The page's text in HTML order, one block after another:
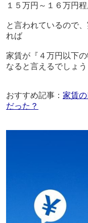
１５万円～１６万円
と言われているので
れば
家賃が『４万円以下
なると言えるでしょう
おすすめ記事： 家賃
だった？